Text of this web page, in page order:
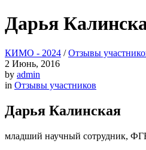
Дарья
КИМО - 2024 /Отзывы
2 Июнь, 2016
by admin
in Отзывы участников
Дарья Калинская
младший научный сотрудник,